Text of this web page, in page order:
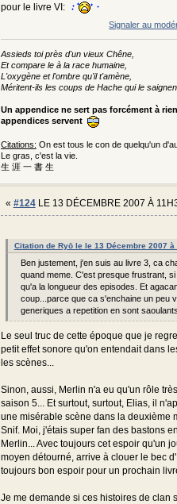
pour le livre VI:
Signaler au
Assieds toi près d'un vieux Chêne,
Et compare le à la race humaine,
L'oxygène et l'ombre qu'il t'amène,
Méritent-ils les coups de Hache qui le
Un appendice ne sert pas forcément à
appendices servent
Citations: On est tous le con de quelqu'un
Le gras, c'est la vie.
生 涯 一 書 生
« #124LE 13 DÉCEMBRE 2007 À
Citation de Ryō le le 13 Décembre 2007 à
Ben justement, j'en suis au livre 3, ca
quand meme. C'est presque frustrant,
qu'a la longueur des episodes. Et
coup...parce que ca s'enchaine un peu
generiques a repetition en sont
Le seul truc de cette époque que je
petit effet sonore qu'on entendait dans
les scènes...
Sinon, aussi, Merlin n'a eu qu'un rôle
saison 5... Et surtout, surtout, Elias, il
une misérable scène dans la deuxième
Snif. Moi, j'étais super fan des bastons
Merlin... Avec toujours cet espoir qu'un
moyen détourné, arrive à clouer le bec
toujours bon espoir pour un prochain
Je me demande si ces histoires de clan